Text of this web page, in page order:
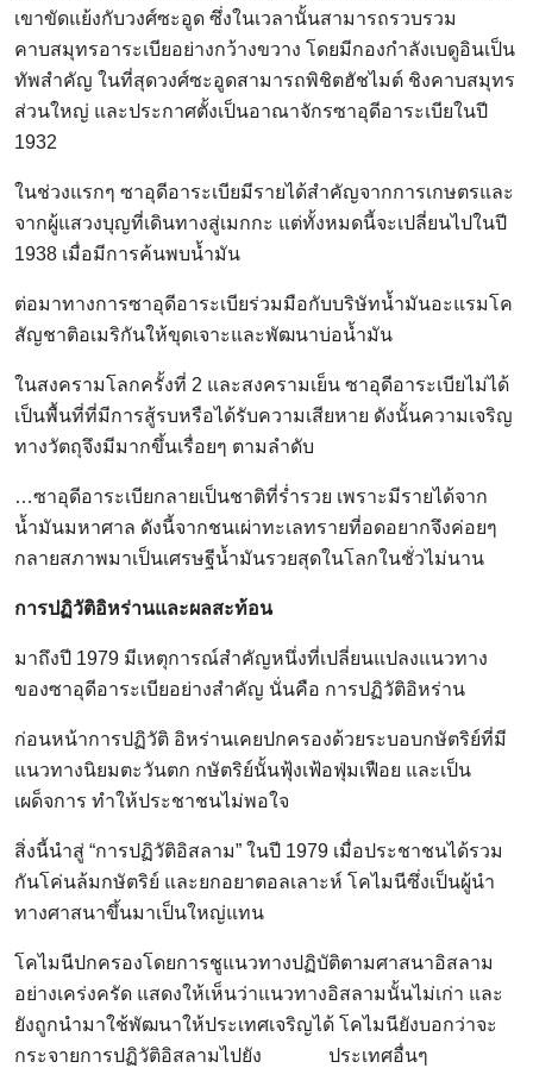
เขาขัดแย้งกับวงศ์ซะอูด ซึ่งในเวลานั้นสามารถรวบรวม
คาบสมุทรอาระเบียอย่างกว้างขวาง โดยมีกองกำลังเบดูอินเป็น
ทัพสำคัญ ในที่สุดวงศ์ซะอูดสามารถพิชิตฮัชไมต์ ชิงคาบสมุทร
ส่วนใหญ่ และประกาศตั้งเป็นอาณาจักรซาอุดีอาระเบียในปี
1932
ในช่วงแรกๆ ซาอุดีอาระเบียมีรายได้สำคัญจากการเกษตรและ
จากผู้แสวงบุญที่เดินทางสู่เมกกะ แต่ทั้งหมดนี้จะเปลี่ยนไปในปี
1938 เมื่อมีการค้นพบน้ำมัน
ต่อมาทางการซาอุดีอาระเบียร่วมมือกับบริษัทน้ำมันอะแรมโค
สัญชาติอเมริกันให้ขุดเจาะและพัฒนาบ่อน้ำมัน
ในสงครามโลกครั้งที่ 2 และสงครามเย็น ซาอุดีอาระเบียไม่ได้
เป็นพื้นที่ที่มีการสู้รบหรือได้รับความเสียหาย ดังนั้นความเจริญ
ทางวัตถุจึงมีมากขึ้นเรื่อยๆ ตามลำดับ
…ซาอุดีอาระเบียกลายเป็นชาติที่ร่ำรวย เพราะมีรายได้จาก
น้ำมันมหาศาล ดังนี้จากชนเผ่าทะเลทรายที่อดอยากจึงค่อยๆ
กลายสภาพมาเป็นเศรษฐีน้ำมันรวยสุดในโลกในชั่วไม่นาน
การปฏิวัติอิหร่านและผลสะท้อน
มาถึงปี 1979 มีเหตุการณ์สำคัญหนึ่งที่เปลี่ยนแปลงแนวทาง
ของซาอุดีอาระเบียอย่างสำคัญ นั่นคือ การปฏิวัติอิหร่าน
ก่อนหน้าการปฏิวัติ อิหร่านเคยปกครองด้วยระบอบกษัตริย์ที่มี
แนวทางนิยมตะวันตก กษัตริย์นั้นฟุ้งเฟ้อฟุ่มเฟือย และเป็น
เผด็จการ ทำให้ประชาชนไม่พอใจ
สิ่งนี้นำสู่ “การปฏิวัติอิสลาม” ในปี 1979 เมื่อประชาชนได้รวม
กันโค่นล้มกษัตริย์ และยกอยาตอลเลาะห์ โคไมนีซึ่งเป็นผู้นำ
ทางศาสนาขึ้นมาเป็นใหญ่แทน
โคไมนีปกครองโดยการชูแนวทางปฏิบัติตามศาสนาอิสลาม
อย่างเคร่งครัด แสดงให้เห็นว่าแนวทางอิสลามนั้นไม่เก่า และ
ยังถูกนำมาใช้พัฒนาให้ประเทศเจริญได้ โคไมนียังบอกว่าจะ
กระจายการปฏิวัติอิสลามไปยัง ประเทศอื่นๆ